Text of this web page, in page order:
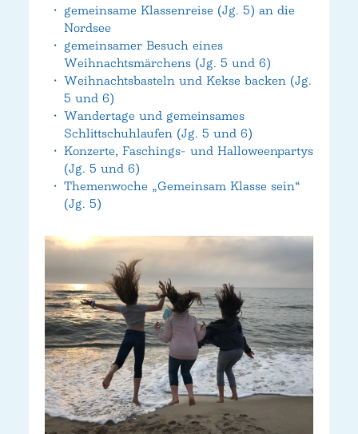
gemeinsame Klassenreise (Jg. 5) an die
Nordsee
gemeinsamer Besuch eines
Weihnachtsmärchens (Jg. 5 und 6)
Weihnachtsbasteln und Kekse backen (Jg.
5 und 6)
Wandertage und gemeinsames
Schlittschuhlaufen (Jg. 5 und 6)
Konzerte, Faschings- und Halloweenpartys
(Jg. 5 und 6)
Themenwoche „Gemeinsam Klasse sein“
(Jg. 5)